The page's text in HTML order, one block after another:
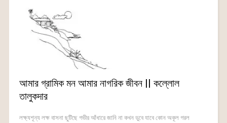
আমার গ্রামিক মন আমার নাগরিক জীবন || কল্লোল
তালুকদার
লক্ষ্যশূন্য লক্ষ বাসনা ছুটিছে গভীর আঁধারে জানি না কখন ডুবে যাবে কোন অকূল গরল